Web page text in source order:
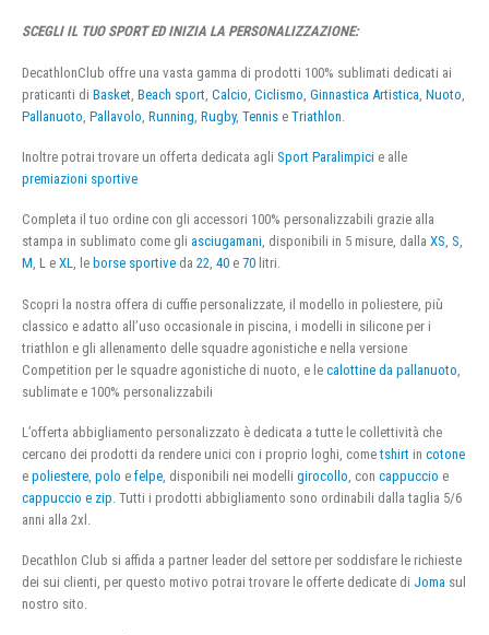
SCEGLI IL TUO SPORT ED INIZIA LA PERSONALIZZAZIONE:
DecathlonClub offre una vasta gamma di prodotti 100% sublimati dedicati ai
praticanti di Basket Beach sport Calcio Ciclismo Ginnastica Artistica Nuoto
Pallanuoto Pallavolo Running Rugby, Tennis e Triathlon
Inoltre potrai trovare un offerta dedicata agli Sport Paralimpici e alle
premiazioni sportive
Completa il tuo ordine con gli accessori 100% personalizzabili grazie alla
stampa in sublimato come gli asciugamani, disponibili in 5 misure, dalla XS, S,
M, L e XL, le borse sportive da 22, 40 e 70 litri.
Scopri la nostra offera di cuffie personalizzate, il modello in poliestere, più
classico e adatto all’uso occasionale in piscina, i modelli in silicone per i
triathlon e gli allenamento delle squadre agonistiche e nella versione
Competition per le squadre agonistiche di nuoto, e le calottine da pallanuoto
sublimate e 100% personalizzabili
L’offerta abbigliamento personalizzato è dedicata a tutte le collettività che
cercano dei prodotti da rendere unici con i proprio loghi, cometshirt in cotone
e poliestere polo e felpe , disponibili nei modelli girocollo , con cappuccio e
cappuccio e zip . Tutti i prodotti abbigliamento sono ordinabili dalla taglia 5/6
anni alla 2xl.
Decathlon Club si affida a partner leader del settore per soddisfare le richieste
dei sui clienti, per questo motivo potrai trovare le offerte dedicate di Joma sul
nostro sito.